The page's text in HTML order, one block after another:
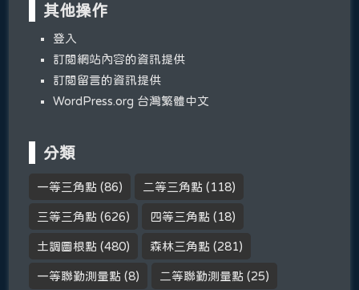
其他操作
登入
訂閱網站內容的資訊提供
訂閱留言的資訊提供
WordPress.org 台灣繁體中文
分類
一等三角點 (86) 二等三角點 (118)
三等三角點 (626) 四等三角點 (18)
土調圖根點 (480) 森林三角點 (281)
一等聯勤測量點 (8) 二等聯勤測量點 (25)